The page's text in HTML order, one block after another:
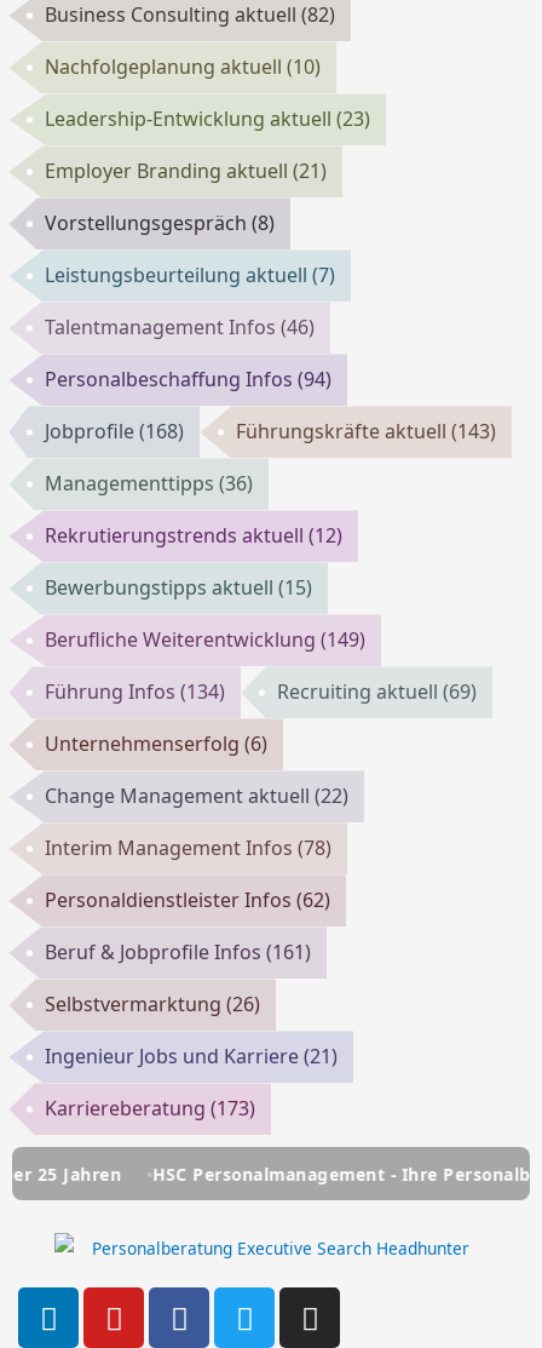
Business Consulting aktuell(82)
Nachfolgeplanung aktuell(10)
Leadership-Entwicklung aktuell(23)
Employer Branding aktuell(21)
Vorstellungsgespräch(8)
Leistungsbeurteilung aktuell(7)
Talentmanagement Infos(46)
Personalbeschaffung Infos(94)
Jobprofile(168) Führungskräfte aktuell(143)
Managementtipps(36)
Rekrutierungstrends aktuell(12)
Bewerbungstipps aktuell(15)
Berufliche Weiterentwicklung(149)
Führung Infos(134) Recruiting aktuell(69)
Unternehmenserfolg(6)
Change Management aktuell(22)
Interim Management Infos(78)
Personaldienstleister Infos(62)
Beruf & Jobprofile Infos(161)
Selbstvermarktung(26)
Ingenieur Jobs und Karriere(21)
Karriereberatung(173)
HSC Personalmanagement - Ihre Personalberatung
L
i
Y
o
F
a
T
w
I
n